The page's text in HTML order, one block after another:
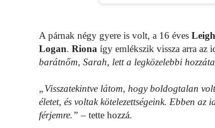
A párnak négy gyere is volt, a 16 éves
Logan. Riona így emlékszik vissza arra az
barátnőm, Sarah, lett a legközelebbi
„Visszatekintve látom, hogy boldogtalan
életet, és voltak kötelezettségeink. Ebben az
férjemre.” – tette hozzá.